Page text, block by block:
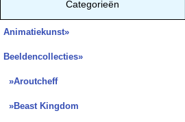
Categorieën
Animatiekunst»
Beeldencollecties»
»Aroutcheff
»Beast Kingdom